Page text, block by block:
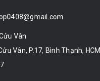
Vân
Vân, P.17, Bình Thạnh, HCM